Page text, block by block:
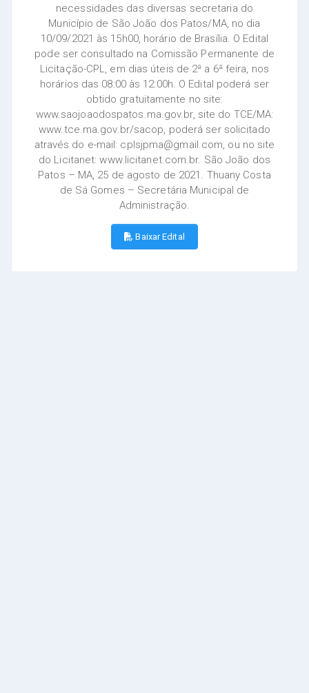
necessidades das diversas secretaria do
Município de São João dos Patos/MA, no dia
10/09/2021 às 15h00, horário de Brasília. O Edital
pode ser consultado na Comissão Permanente de
Licitação-CPL, em dias úteis de 2ª a 6ª feira, nos
horários das 08:00 às 12:00h. O Edital poderá ser
obtido gratuitamente no site:
www.saojoaodospatos.ma.gov.br, site do TCE/MA:
www.tce.ma.gov.br/sacop, poderá ser solicitado
através do e-mail: cplsjpma@gmail.com, ou no site
do Licitanet: www.licitanet.com.br. São João dos
Patos – MA, 25 de agosto de 2021. Thuany Costa
de Sá Gomes – Secretária Municipal de
Administração.
Baixar Edital